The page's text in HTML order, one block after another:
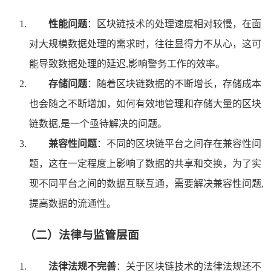
性能问题：区块链技术的处理速度相对较慢，在面
对大规模数据处理的需求时，往往显得力不从心，这可
能导致数据处理的延迟,影响警务工作的效率。
存储问题：随着区块链数据的不断增长，存储成本
也会随之不断增加，如何有效地管理和存储大量的区块
链数据,是一个亟待解决的问题。
兼容性问题：不同的区块链平台之间存在兼容性问
题，这在一定程度上影响了数据的共享和交换，为了实
现不同平台之间的数据互联互通，需要解决兼容性问题,
提高数据的流通性。
（二）法律与监管层面
法律法规不完善：关于区块链技术的法律法规还不